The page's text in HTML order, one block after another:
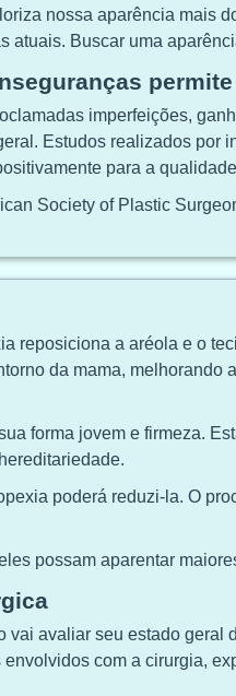
nossa aparência mais
atuais. Buscar uma
imperfeições,
Estudos realizados por
para a
Society of Plastic
reposiciona a aréola e o
da mama, melhorando
forma jovem e firmeza.
poderá reduzi-la. O
possam aparentar
vai avaliar seu estado geral
com a cirurgia,